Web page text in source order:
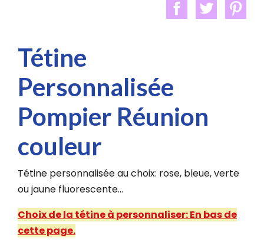
Tétine
Personnalisée
Pompier Réunion
couleur
Tétine personnalisée au choix: rose, bleue, verte
ou jaune fluorescente...
Choix de la tétine à personnaliser: En bas de
cette page.